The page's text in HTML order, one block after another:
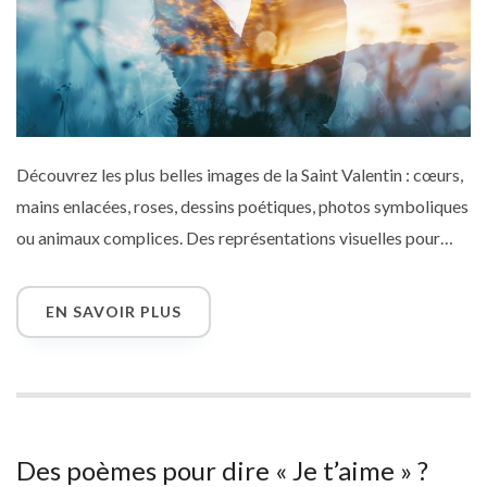
Découvrez les plus belles images de la Saint Valentin : cœurs,
mains enlacées, roses, dessins poétiques, photos symboliques
ou animaux complices. Des représentations visuelles pour
pour choisir la carte virtuelle idéale à envoyer à votre moitié
le 14 février.
EN SAVOIR PLUS
Des poèmes pour dire « Je t’aime » ?